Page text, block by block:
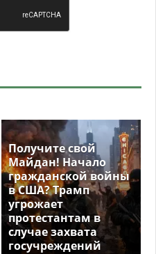
Получите свой
Майдан! Начало
гражданской войны
в США? Трамп
угрожает
протестантам в
случае захвата
госучреждений